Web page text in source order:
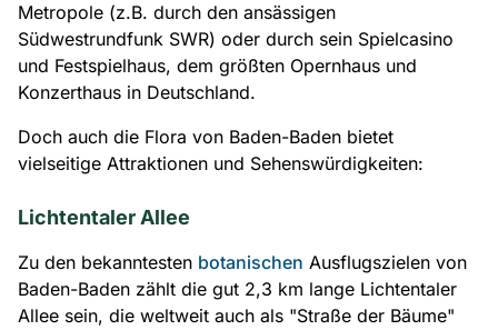
Metropole (z.B. durch den ansässigen
Südwestrundfunk SWR) oder durch sein Spielcasino
und Festspielhaus, dem größten Opernhaus und
Konzerthaus in Deutschland.
Doch auch die Flora von Baden-Baden bietet
vielseitige Attraktionen und Sehenswürdigkeiten:
Lichtentaler Allee
Zu den bekanntesten botanischen Ausflugszielen von
Baden-Baden zählt die gut 2,3 km lange Lichtentaler
Allee sein, die weltweit auch als "Straße der Bäume"